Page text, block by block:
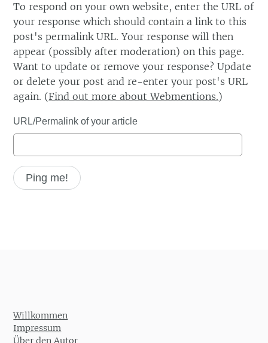
To respond on your own website, enter the URL of
your response which should contain a link to this
post's permalink URL. Your response will then
appear (possibly after moderation) on this page.
Want to update or remove your response? Update
or delete your post and re-enter your post's URL
again. (Find out more about Webmentions.)
URL/Permalink of your article
Willkommen
Impressum
Über den Autor